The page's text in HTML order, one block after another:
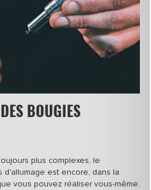
BOUGIES
plus complexes, le
d'allumage est encore, dans la
vous pouvez réaliser vous-même.